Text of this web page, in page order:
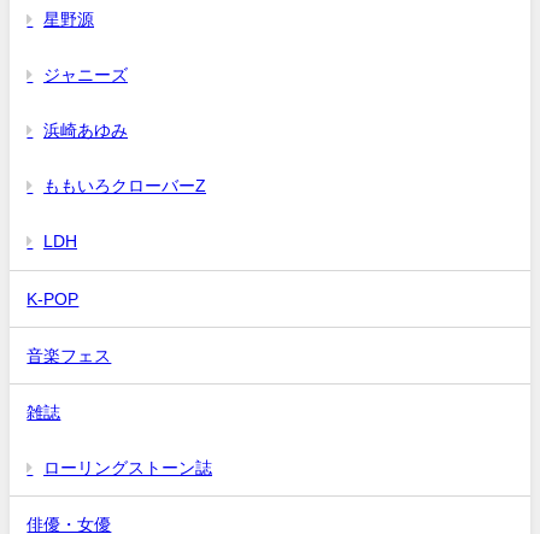
星野源
ジャニーズ
浜崎あゆみ
ももいろクローバーZ
LDH
K-POP
音楽フェス
雑誌
ローリングストーン誌
俳優・女優